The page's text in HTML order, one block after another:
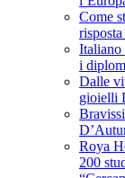
Come
Italiano
i
Dalle
gioielli
Roya
200